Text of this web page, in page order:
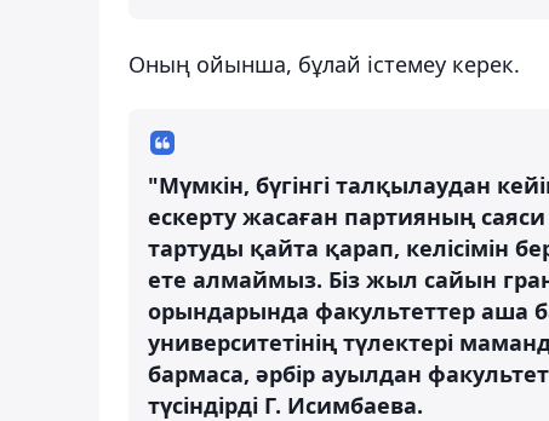
Оның ойынша, бұлай істемеу керек.
"Мүмкін, бүгінгі талқылаудан
ескерту жасаған партияның
тартуды қайта қарап, келісімін
ете алмаймыз. Біз жыл сайын
орындарында факультеттер аша
университетінің түлектері
бармаса, әрбір ауылдан
түсіндірді Г. Исимбаева.